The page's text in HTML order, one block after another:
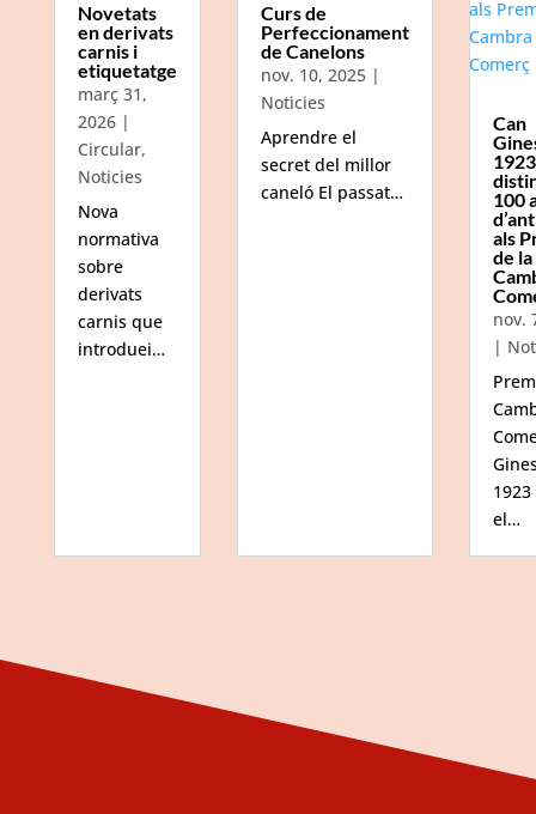
Novetats
en derivats
carnis i
etiquetatge
març 31,
2026|
Circular,
Noticies
Nova
normativa
sobre
derivats
carnis que
introduei…
Curs de
Perfeccionament
de Canelons
nov. 10, 2025|
Noticies
Aprendre el
secret del millor
caneló El passat…
Can
100
als
de la
nov.
|
el…